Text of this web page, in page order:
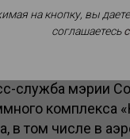
граждан, в
курорте.
служба мэрии
комплекса
в том числе в
на кнопку, вы
соглашаетесь